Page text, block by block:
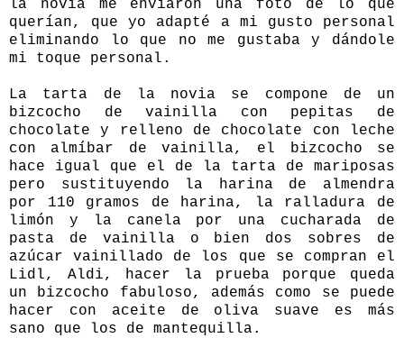
la novia me enviaron una foto de lo que
querían, que yo adapté a mi gusto personal
eliminando lo que no me gustaba y dándole
mi toque personal.
La tarta de la novia se compone de un
bizcocho de vainilla con pepitas de
chocolate y relleno de chocolate con leche
con almíbar de vainilla, el bizcocho se
hace igual que el de la tarta de mariposas
pero sustituyendo la harina de almendra
por 110 gramos de harina, la ralladura de
limón y la canela por una cucharada de
pasta de vainilla o bien dos sobres de
azúcar vainillado de los que se compran el
Lidl, Aldi, hacer la prueba porque queda
un bizcocho fabuloso, además como se puede
hacer con aceite de oliva suave es más
sano que los de mantequilla.